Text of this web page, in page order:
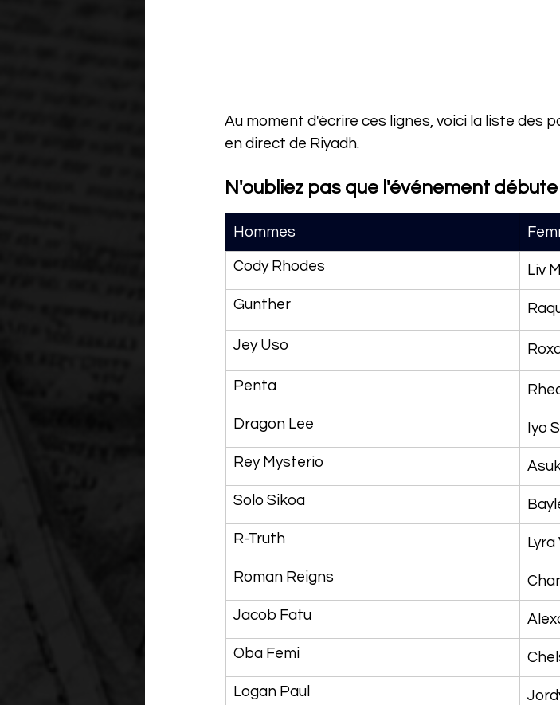
Au moment d'écrire ces lignes, voici la liste des
en direct de Riyadh.
N'oubliez pas que l'événement débute
Hommes
Cody Rhodes Liv
Gunther
Jey Uso
Penta
Dragon Lee Iyo
Rey Mysterio
Solo Sikoa
R-Truth
Roman Reigns
Jacob Fatu
Oba Femi
Logan Paul